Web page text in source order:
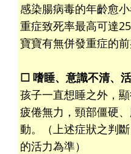
感染腸病毒的年齡愈
重症致死率最高可達
寶寶有無併發重症的前
☐ 嗜睡、意識不清、
孩子一直想睡之外，
疲倦無力，頸部僵硬
動。（上述症狀之判
的活力為準）